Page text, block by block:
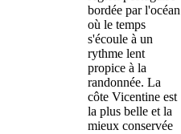
bordée par l'océan
où le temps
s'écoule à un
rythme lent
propice à la
randonnée. La
côte Vicentine est
la plus belle et la
mieux conservée